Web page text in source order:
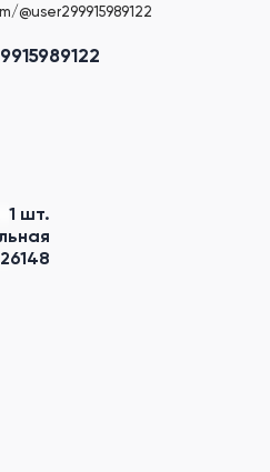
@user299915989122
1 шт.